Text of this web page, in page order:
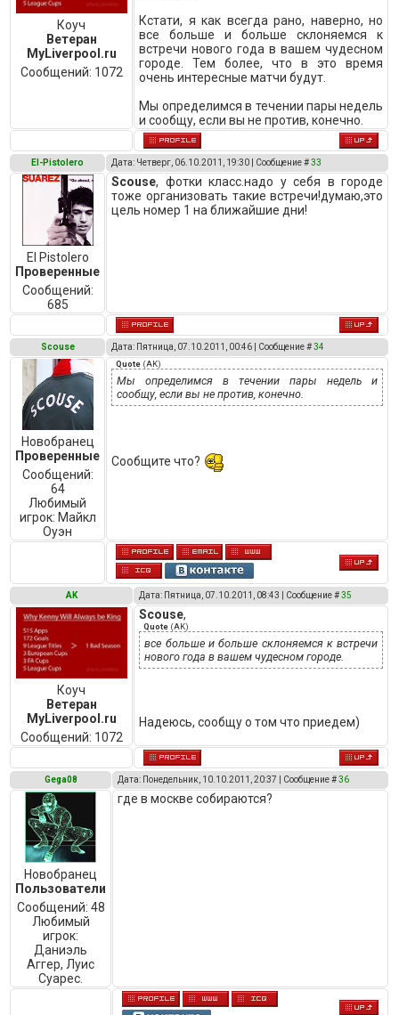
Коуч
Ветеран
MyLiverpool.ru
Сообщений: 1072
Кстати, я как всегда рано, наверно, но
все больше и больше склоняемся к
встречи нового года в вашем чудесном
городе. Тем более, что в это время
очень интересные матчи будут.
Мы определимся в течении пары недель
и сообщу, если вы не против, конечно.
El-Pistolero Дата: Четверг, 06.10.2011, 19:30 | Сообщение #33
El Pistolero
Проверенные
Сообщений:
685
Scouse, фотки класс.надо у себя в городе
тоже организовать такие встречи!думаю,это
цель номер 1 на ближайшие дни!
Scouse Дата: Пятница, 07.10.2011, 00:46 | Сообщение #34
Новобранец
Проверенные
Сообщений:
64
Любимый
игрок: Майкл
Оуэн
Quote (AK)
Мы определимся в течении пары недель и
сообщу, если вы не против, конечно.
Сообщите что?
AK Дата: Пятница, 07.10.2011, 08:43 | Сообщение #35
Коуч
Ветеран
MyLiverpool.ru
Сообщений: 1072
Scouse,
Quote (AK)
все больше и больше склоняемся к встречи
нового года в вашем чудесном городе.
Надеюсь, сообщу о том что приедем)
Gega08 Дата: Понедельник, 10.10.2011, 20:37 | Сообщение #36
Новобранец
Пользователи
Сообщений: 48
Любимый
игрок:
Даниэль
Аггер, Луис
Суарес.
где в москве собираются?